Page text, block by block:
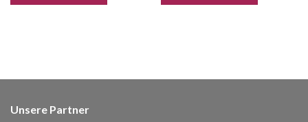
Unsere Partner